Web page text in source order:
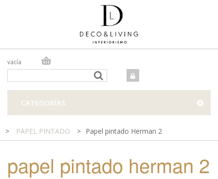
vacía
TIENDA FÍSICA
CATEGORÍAS
> PAPEL PINTADO > Papel pintado Herman 2
papel pintado herman 2